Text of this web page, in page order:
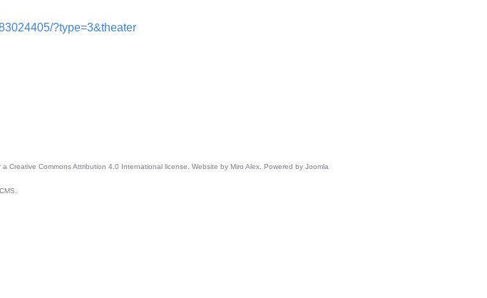
?type=3&theater
Creative Commons Attribution 4.0 International license. Website by Miro Alex. Powered by Joomla
CMS.